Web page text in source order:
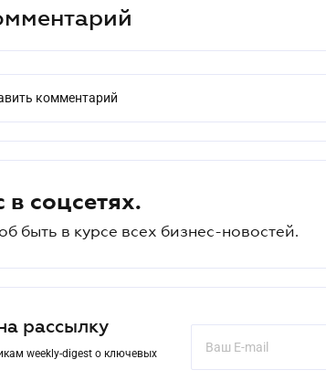
комментарий
в соцсетях.
быть в курсе всех бизнес-новостей.
рассылку
weekly-digest о ключевых